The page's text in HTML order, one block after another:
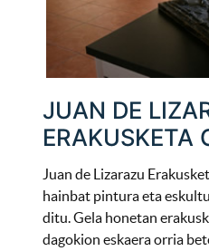
JUAN DE
ERAKUSKETA
Juan de Lizarazu
hainbat pintura eta
ditu. Gela honetan
dagokion eskaera orria